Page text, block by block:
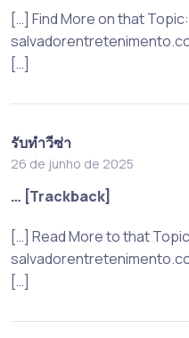
[…] Find More on that Topic:
[…]
รับทำวีซ่า
26 de junho de 2025
… [Trackback]
[…] Read More to that
[…]